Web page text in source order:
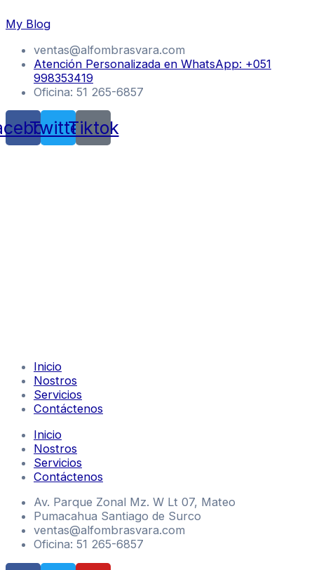
to
My Blog
ventas@alfombrasvara.com
Atención Personalizada en WhatsApp: +051
998353419
Oficina: 51 265-6857
TwitterTiktok
Inicio
Nostros
Servicios
Contáctenos
Inicio
Nostros
Servicios
Contáctenos
Av. Parque Zonal Mz. W Lt 07, Mateo
Pumacahua Santiago de Surco
ventas@alfombrasvara.com
Oficina: 51 265-6857